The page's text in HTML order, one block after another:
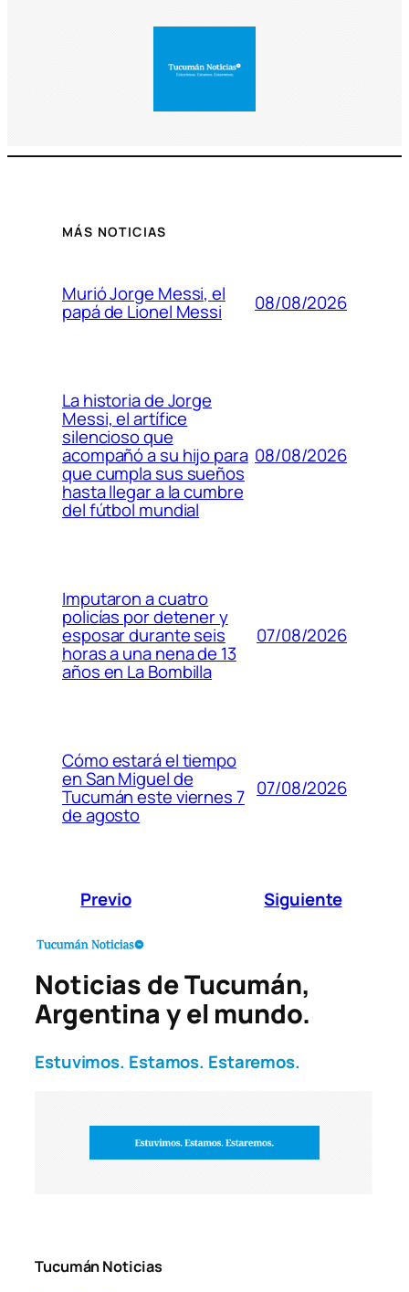
MÁS NOTICIAS
Murió Jorge Messi, el
papá de Lionel Messi 08/08/2026
La historia de Jorge
Messi, el artífice
silencioso que
acompañó a su hijo para
que cumpla sus sueños
hasta llegar a la cumbre
del fútbol mundial
08/08/2026
Imputaron a cuatro
policías por detener y
esposar durante seis
horas a una nena de 13
años en La Bombilla
07/08/2026
Cómo estará el tiempo
en San Miguel de
Tucumán este viernes 7
de agosto
07/08/2026
Previo Siguiente
Noticias de Tucumán,
Argentina y el mundo.
Estuvimos. Estamos. Estaremos.
Tucumán Noticias